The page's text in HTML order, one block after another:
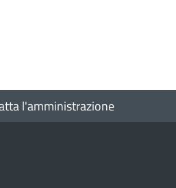
l'amministrazione